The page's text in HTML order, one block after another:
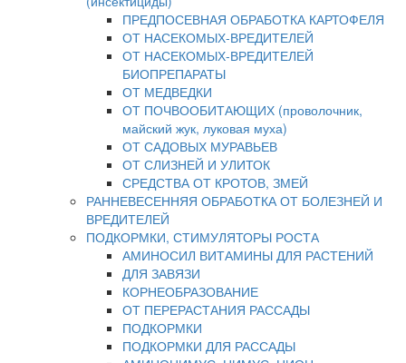
ПРЕДПОСЕВНАЯ ОБРАБОТКА КАРТОФЕЛЯ
ОТ НАСЕКОМЫХ-ВРЕДИТЕЛЕЙ
ОТ НАСЕКОМЫХ-ВРЕДИТЕЛЕЙ
БИОПРЕПАРАТЫ
ОТ МЕДВЕДКИ
ОТ ПОЧВООБИТАЮЩИХ (проволочник,
майский жук, луковая муха)
ОТ САДОВЫХ МУРАВЬЕВ
ОТ СЛИЗНЕЙ И УЛИТОК
СРЕДСТВА ОТ КРОТОВ, ЗМЕЙ
РАННЕВЕСЕННЯЯ ОБРАБОТКА ОТ БОЛЕЗНЕЙ И
ВРЕДИТЕЛЕЙ
ПОДКОРМКИ, СТИМУЛЯТОРЫ РОСТА
АМИНОСИЛ ВИТАМИНЫ ДЛЯ РАСТЕНИЙ
ДЛЯ ЗАВЯЗИ
КОРНЕОБРАЗОВАНИЕ
ОТ ПЕРЕРАСТАНИЯ РАССАДЫ
ПОДКОРМКИ
ПОДКОРМКИ ДЛЯ РАССАДЫ